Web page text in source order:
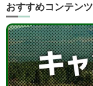
おすすめコンテンツ